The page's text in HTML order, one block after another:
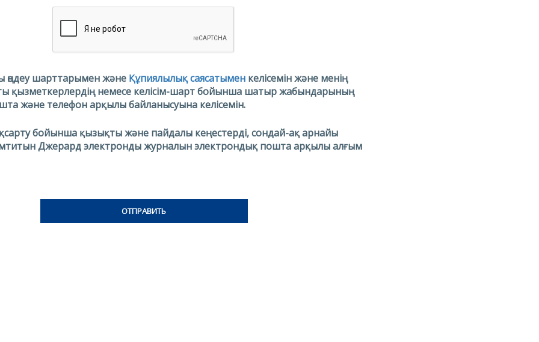
өңдеу шарттарыменжәне Құпиялылық саясатымен келісемін және менің
қызметкерлердің немесе келісім-шарт бойынша шатыр жабындарының
және телефон арқылы байланысуына келісемін.
бойынша қызықты және пайдалы кеңестерді, сондай-ақ арнайы
Джерард электронды журналын электрондық пошта арқылы алғым